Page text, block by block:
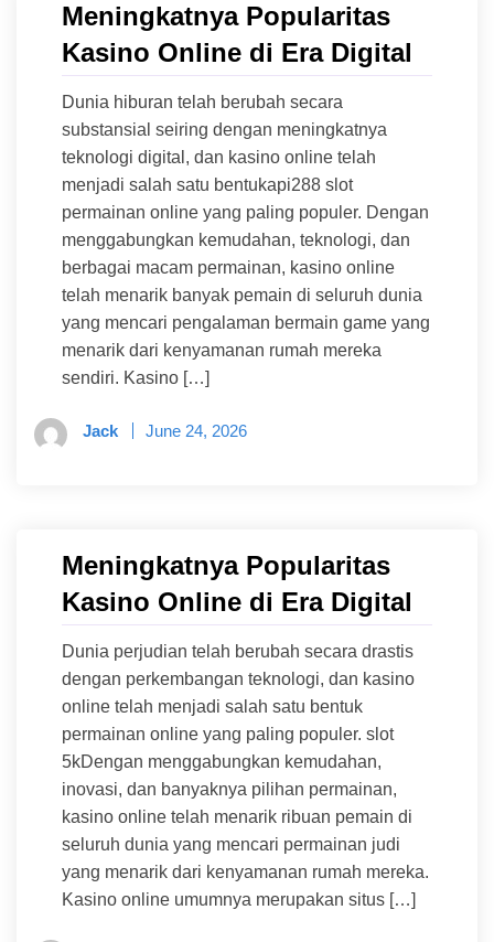
Meningkatnya Popularitas
Kasino Online di Era Digital
Dunia hiburan telah berubah secara
substansial seiring dengan meningkatnya
teknologi digital, dan kasino online telah
menjadi salah satu bentukapi288 slot
permainan online yang paling populer. Dengan
menggabungkan kemudahan, teknologi, dan
berbagai macam permainan, kasino online
telah menarik banyak pemain di seluruh dunia
yang mencari pengalaman bermain game yang
menarik dari kenyamanan rumah mereka
sendiri. Kasino […]
Jack June 24, 2026
Meningkatnya Popularitas
Kasino Online di Era Digital
Dunia perjudian telah berubah secara drastis
dengan perkembangan teknologi, dan kasino
online telah menjadi salah satu bentuk
permainan online yang paling populer. slot
5kDengan menggabungkan kemudahan,
inovasi, dan banyaknya pilihan permainan,
kasino online telah menarik ribuan pemain di
seluruh dunia yang mencari permainan judi
yang menarik dari kenyamanan rumah mereka.
Kasino online umumnya merupakan situs […]